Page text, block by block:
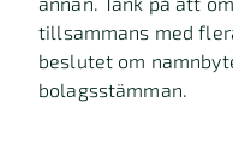
tillsammans med
beslutet om
bolagsstämman.